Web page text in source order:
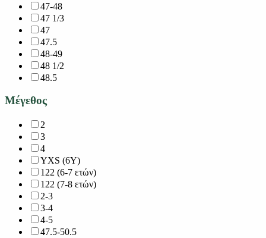
47-48
47 1/3
47
47.5
48-49
48 1/2
48.5
Μέγεθος
2
3
4
YXS (6Y)
122 (6-7 ετών)
122 (7-8 ετών)
2-3
3-4
4-5
47.5-50.5